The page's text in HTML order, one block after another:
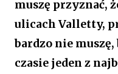
muszę przyznać,
ulicach Valletty,
bardzo nie
czasie jeden z